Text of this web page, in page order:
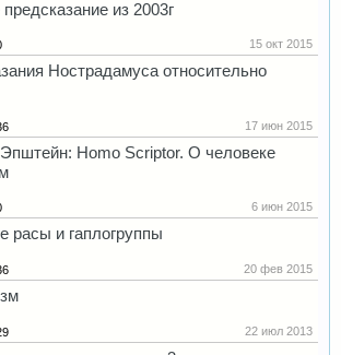
из 2003г
15 окт 2015
Нострадамуса относительно
17 июн 2015
Homo Scriptor. О человеке
6 июн 2015
расы и гаплогруппы
20 фев 2015
22 июл 2013